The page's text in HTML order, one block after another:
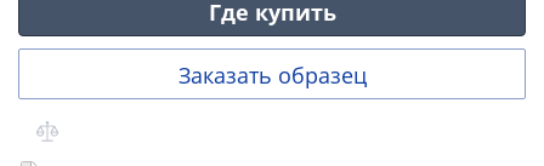
Где купить
Заказать образец